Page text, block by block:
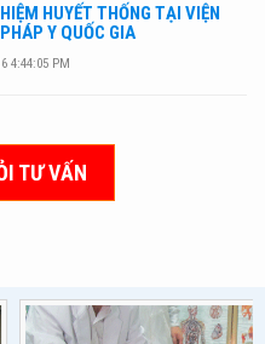
HUYẾT THỐNG TẠI VIỆN
Y QUỐC GIA
4:44:05 PM
TƯ VẤN